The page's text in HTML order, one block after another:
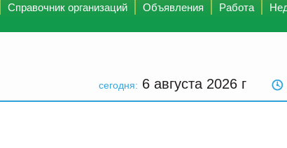
Справочник организаций Объявления Работа
сегодня: 6 августа 2026 г